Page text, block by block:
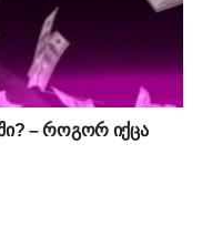
– როგორ იქცა